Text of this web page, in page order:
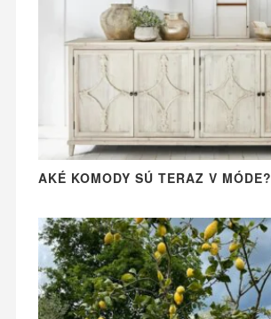
AKÉ KOMODY SÚ TERAZ V MÓDE?